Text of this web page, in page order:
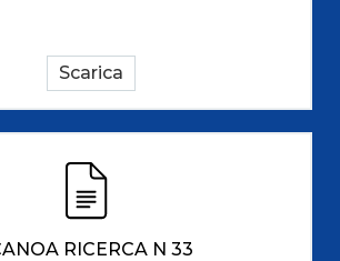
Scarica
RICERCA N 33